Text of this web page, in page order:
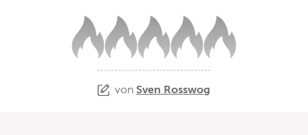
von Sven Rosswog